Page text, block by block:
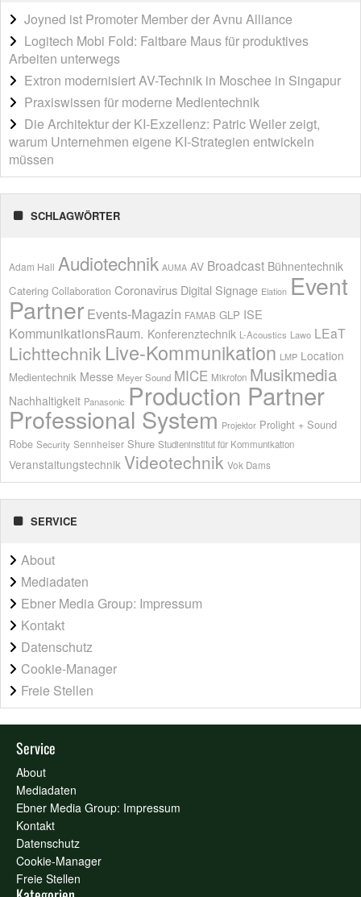
Joyned ist Promoter Member der Avnu Alliance
Logitech Mobi Fold: Faltbare Maus für produktives
Arbeiten unterwegs
Extron modernisiert AV-Technik in Moschee in Singapur
Praxiswissen für moderne Medientechnik
Die Architektur der KI-Exzellenz: Patric Weiler zeigt,
warum Unternehmen eigene KI-Strategien entwickeln
müssen
SCHLAGWÖRTER
Adam Hall Audiotechnik AUMA AV Broadcast Bühnentechnik
Catering Collaboration Coronavirus Digital Signage Elation Event
Partner Events-Magazin FAMAB GLP ISE
KommunikationsRaum. Konferenztechnik L-Acoustics Lawo LEaT
Lichttechnik Live-Kommunikation LMP Location
Medientechnik Messe Meyer Sound MICE Mikrofon Musikmedia
Nachhaltigkeit Panasonic Production Partner
Professional System Projektor Prolight + Sound
Robe Security Sennheiser Shure Studieninstitut für Kommunikation
Veranstaltungstechnik Videotechnik Vok Dams
SERVICE
About
Mediadaten
Ebner Media Group: Impressum
Kontakt
Datenschutz
Cookie-Manager
Freie Stellen
Service
About
Mediadaten
Ebner Media Group: Impressum
Kontakt
Datenschutz
Cookie-Manager
Freie Stellen